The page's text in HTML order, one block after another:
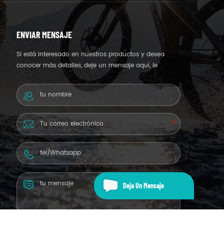
ENVIAR MENSAJE
Si está interesado en nuestros productos y desea
conocer más detalles, deje un mensaje aquí, le
responderemos lo antes posible.
Deja Un Mensaje